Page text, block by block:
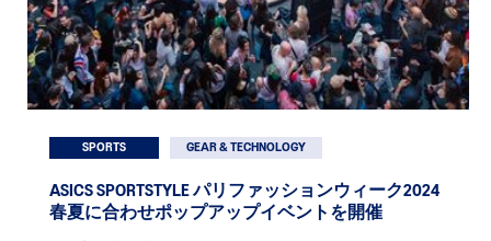
SPORTS GEAR & TECHNOLOGY
ASICS SPORTSTYLE パリファッションウィーク2024
春夏に合わせポップアップイベントを開催